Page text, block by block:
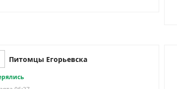
Питомцы Егорьевска